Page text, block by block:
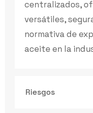
centralizados,
versátiles,
normativa de
aceite en la
Riesgos